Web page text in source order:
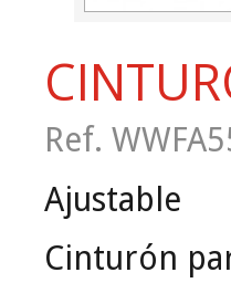
Ref.
Ajustable
Cinturón